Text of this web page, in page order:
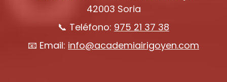
42003 Soria
📞 Teléfono: 975 21 37 38
📧 Email: info@academiairigoyen.com